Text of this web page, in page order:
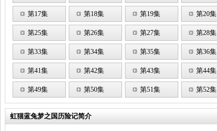
第17集 第18集 第19集 第20集
第25集 第26集 第27集 第28集
第33集 第34集 第35集 第36集
第41集 第42集 第43集 第44集
第49集 第50集 第51集 第52集
虹猫蓝兔梦之国历险记简介